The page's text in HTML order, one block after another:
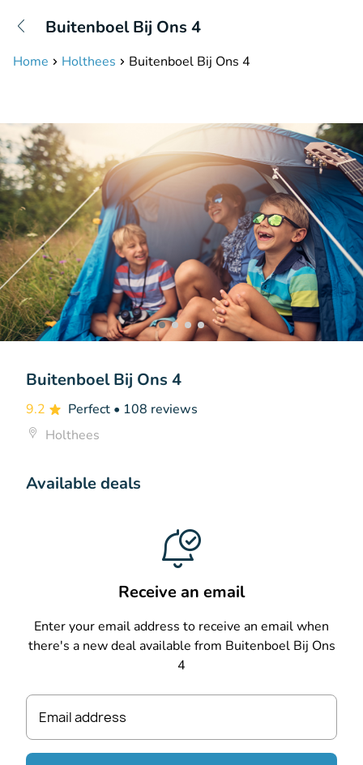
Buitenboel Bij Ons 4
Home Holthees Buitenboel Bij Ons 4
Buitenboel Bij Ons 4
9.2 Perfect • 108 reviews
Holthees
Available deals
Receive an email
Enter your email address to receive an email when
there's a new deal available from Buitenboel Bij Ons
4
Email address